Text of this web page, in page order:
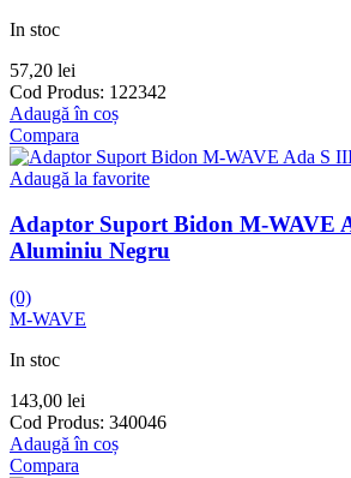
In stoc
57,20 lei
Cod Produs: 122342
Adaugă în coș
Compara
Adaugă la favorite
Adaptor Suport Bidon M-WAVE
Aluminiu Negru
(0)
M-WAVE
In stoc
143,00 lei
Cod Produs: 340046
Adaugă în coș
Compara